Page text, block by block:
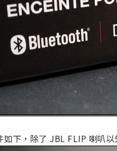
如下，除了 JBL FLIP 喇叭